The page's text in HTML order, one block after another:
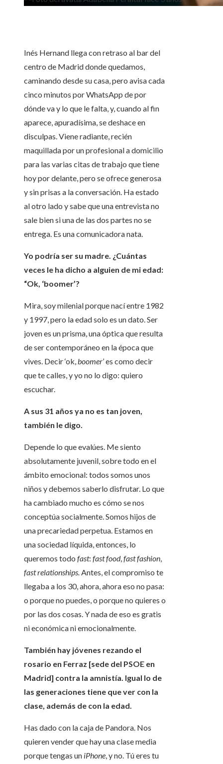
Inés Hernand llega con retraso al bar del
centro de Madrid donde quedamos,
caminando desde su casa, pero avisa cada
cinco minutos por WhatsApp de por
dónde va y lo que le falta, y, cuando al fin
aparece, apuradísima, se deshace en
disculpas. Viene radiante, recién
maquillada por un profesional a domicilio
para las varias citas de trabajo que tiene
hoy por delante, pero se ofrece generosa
y sin prisas a la conversación. Ha estado
al otro lado y sabe que una entrevista no
sale bien si una de las dos partes no se
entrega. Es una comunicadora nata.
Yo podría ser su madre. ¿Cuántas
veces le ha dicho a alguien de mi edad:
“Ok, ‘boomer’?
Mira, soy milenial porque nací entre 1982
y 1997, pero la edad solo es un dato. Ser
joven es un prisma, una óptica que resulta
de ser contemporáneo en la época que
vives. Decir ‘ok,boomer’ es como decir
que te calles, y yo no lo digo: quiero
escuchar.
A sus 31 años ya no es tan joven,
también le digo.
Depende lo que evalúes. Me siento
absolutamente juvenil, sobre todo en el
ámbito emocional: todos somos unos
niños y debemos saberlo disfrutar. Lo que
ha cambiado mucho es cómo se nos
conceptúa socialmente. Somos hijos de
una precariedad perpetua. Estamos en
una sociedad líquida, entonces, lo
queremos todo fast: fast food,fast fashion,
fast relationships.Antes, el compromiso te
llegaba a los 30, ahora, ahora eso no pasa:
o porque no puedes, o porque no quieres o
por las dos cosas. Y nada de eso es gratis
ni económica ni emocionalmente.
También hay jóvenes rezando el
rosario en Ferraz [sede del PSOE en
Madrid] contra la amnistía. Igual lo de
las generaciones tiene que ver con la
clase, además de con la edad.
Has dado con la caja de Pandora. Nos
quieren vender que hay una clase media
porque tengas un iPhone, y no. Tú eres tu